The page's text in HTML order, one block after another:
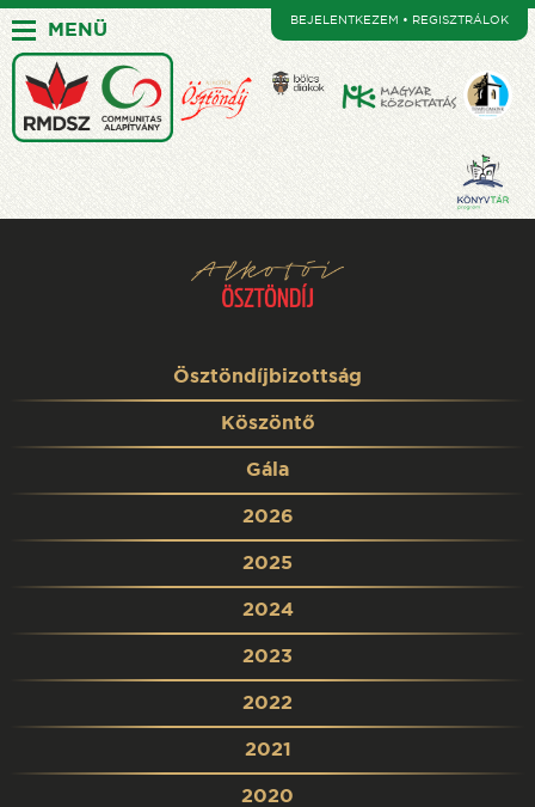
MENÜ BEJELENTKEZEM • REGISZTRÁLOK
Ösztöndíjbizottság
Köszöntő
Gála
2026
2025
2024
2023
2022
2021
2020